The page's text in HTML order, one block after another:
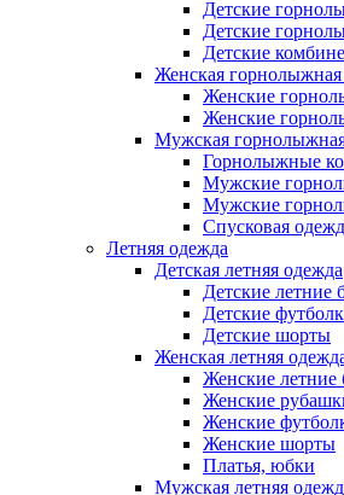
Детские
Детские
Детские
Женская горнолыжная
Женские
Женские
Мужская
Горнолыжные
Мужские
Мужские
Спусковая
Летняя одежда
Детская летняя одежда
Детские летние
Детские
Детские шорты
Женская летняя
Женские летние
Женские
Женские
Женские шорты
Платья, юбки
Мужская летняя